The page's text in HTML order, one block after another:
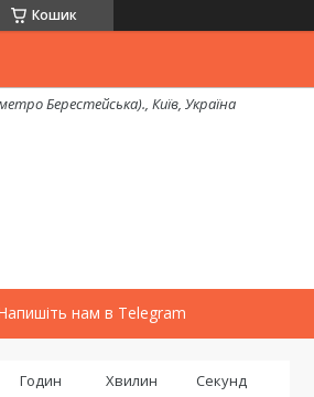
Кошик
Берестейська)., Київ, Україна
нам в Telegram
Годин Хвилин Секунд